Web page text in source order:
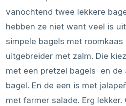
vanochtend twee lekkere
hebben ze niet want veel is
simpele bagels met
uitgebreider met zalm. Die
met een pretzel bagels en de
bagel. En de een is met
met farmer salade. Erg lekker.